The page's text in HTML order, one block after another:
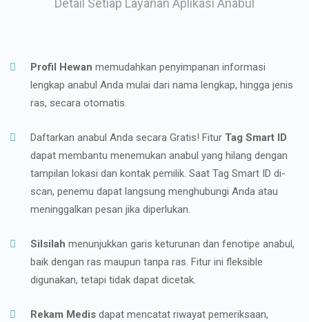
Detail Setiap Layanan Aplikasi Anabul
Profil Hewan memudahkan penyimpanan informasi
lengkap anabul Anda mulai dari nama lengkap, hingga jenis
ras, secara otomatis.
Daftarkan anabul Anda secara Gratis! Fitur Tag Smart ID
dapat membantu menemukan anabul yang hilang dengan
tampilan lokasi dan kontak pemilik. Saat Tag Smart ID di-
scan, penemu dapat langsung menghubungi Anda atau
meninggalkan pesan jika diperlukan.
Silsilah menunjukkan garis keturunan dan fenotipe anabul,
baik dengan ras maupun tanpa ras. Fitur ini fleksible
digunakan, tetapi tidak dapat dicetak.
Rekam Medis dapat mencatat riwayat pemeriksaan,